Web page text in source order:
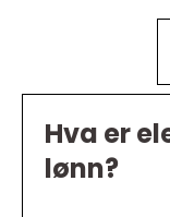
Hva er
lønn?